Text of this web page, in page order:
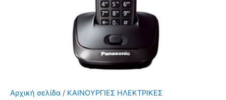
Αρχική σελίδα / ΚΑΙΝΟΥΡΓΙΕΣ ΗΛΕΚΤΡΙΚΕΣ